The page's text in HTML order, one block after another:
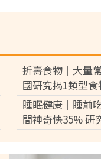
折壽食物｜大量
國研究揭1類型
激增17%
睡眠健康｜睡前
間神奇快35% 研